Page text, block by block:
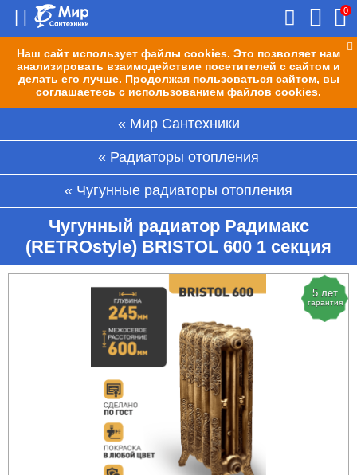
Наш сайт использует файлы cookies. Это позволяет нам
анализировать взаимодействие посетителей с сайтом и
делать его лучше. Продолжая пользоваться сайтом, вы
соглашаетесь с использованием файлов cookies.
0
Мир Сантехники
Радиаторы отопления
Чугунные радиаторы отопления
Чугунный радиатор Радимакс
(RETROstyle) BRISTOL 600 1 секция
5 лет
гарантия